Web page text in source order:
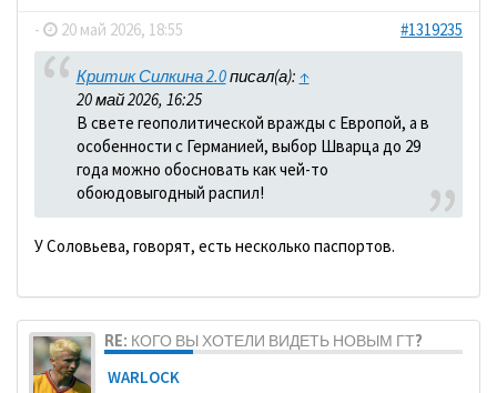
- 20 май 2026, 18:55 #1319235
Критик Силкина 2.0писал(а): ↑
20 май 2026, 16:25
В свете геополитической вражды с Европой, а в
особенности с Германией, выбор Шварца до 29
года можно обосновать как чей-то
обоюдовыгодный распил!
У Соловьева, говорят, есть несколько паспортов.
RE: КОГО ВЫ ХОТЕЛИ ВИДЕТЬ НОВЫМ ГТ?
WARLOCK